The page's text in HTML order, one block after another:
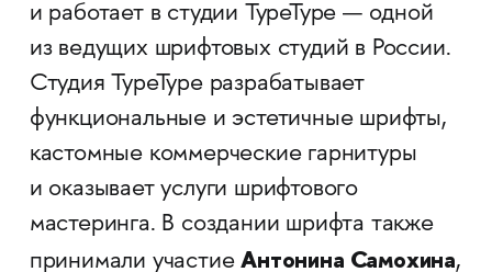
и работает в студии TypeType — одной
из ведущих шрифтовых студий в России.
Студия TypeType разрабатывает
функциональные и эстетичные шрифты,
кастомные коммерческие гарнитуры
и оказывает услуги шрифтового
мастеринга. В создании шрифта также
принимали участиеАнтонина Самохина,